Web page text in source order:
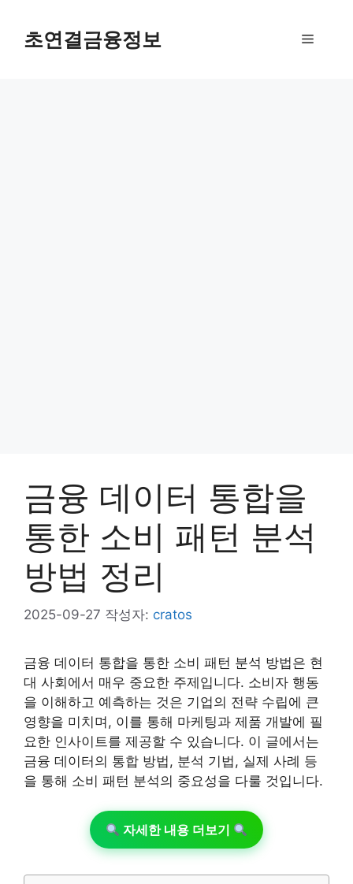
초연결금융정보 메
금융 데이터 통합을
통한 소비 패턴 분석
방법 정리
2025-09-27 작성자: cratos
금융 데이터 통합을 통한 소비 패턴 분석 방법은 현
대 사회에서 매우 중요한 주제입니다. 소비자 행동
을 이해하고 예측하는 것은 기업의 전략 수립에 큰
영향을 미치며, 이를 통해 마케팅과 제품 개발에 필
요한 인사이트를 제공할 수 있습니다. 이 글에서는
금융 데이터의 통합 방법, 분석 기법, 실제 사례 등
을 통해 소비 패턴 분석의 중요성을 다룰 것입니다.
자세한 내용 더보기